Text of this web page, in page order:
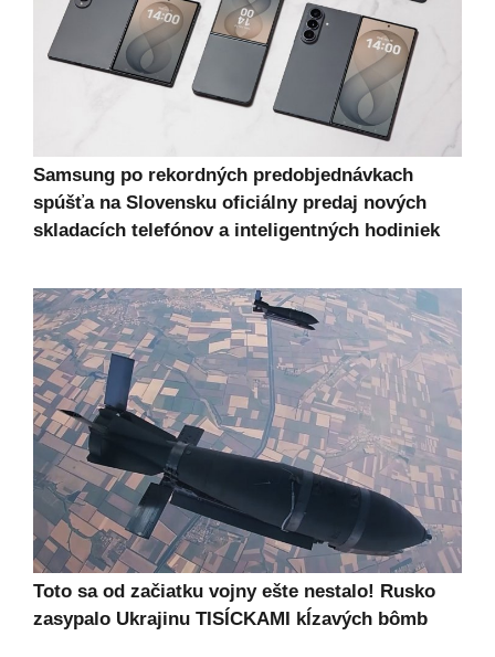
Samsung po rekordných predobjednávkach
spúšťa na Slovensku oficiálny predaj nových
skladacích telefónov a inteligentných hodiniek
Toto sa od začiatku vojny ešte nestalo! Rusko
zasypalo Ukrajinu TISÍCKAMI kĺzavých bômb